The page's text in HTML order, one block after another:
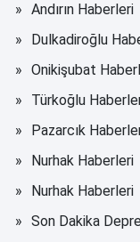
Andırın Haberleri
Dulkadiroğlu
Onikişubat
Türkoğlu
Pazarcık
Nurhak Haberleri
Nurhak Haberleri
Son Dakika